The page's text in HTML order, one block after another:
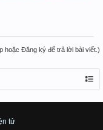
hoặc Đăng ký để trả lời bài viết.)
tử